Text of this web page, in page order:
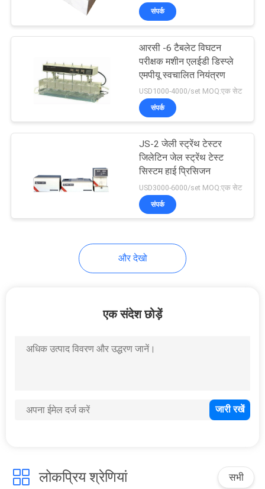
तरल सतह तनाव मीटर
प्रयोगशाला वैक्यूम फ्रीज
लैब परीक्षण उपकरण
मशीन
संपर्क
आरसी -6 टैबलेट विघटन
परीक्षक मशीन एलईडी डिस्प्ले
एमपीयू स्वचालित नियंत्रण
USD1000-4000/set MOQ:एक सेट
संपर्क
JS-2 जेली स्ट्रेंथ टेस्टर
जिलेटिन जेल स्ट्रेंथ टेस्ट
सिस्टम हाई प्रिसिजन
USD3000-6000/set MOQ:एक सेट
संपर्क
और देखो
एक संदेश छोड़ें
लोकप्रिय श्रेणियां सभी